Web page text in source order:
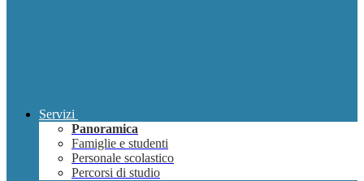
Servizi
Panoramica
Famiglie e studenti
Personale scolastico
Percorsi di studio